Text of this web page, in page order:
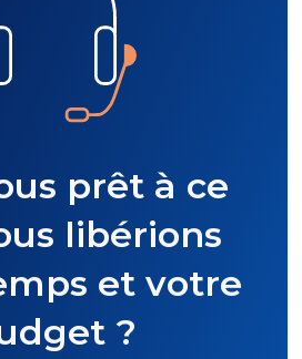
prêt à ce
libérions
et votre
?